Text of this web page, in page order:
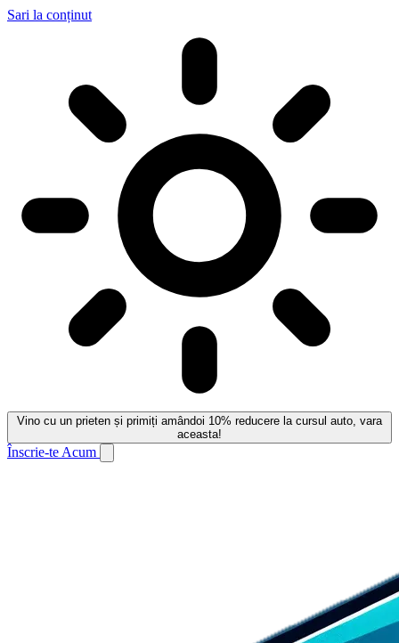
Sari la conținut
Vino cu un prieten și primiți amândoi 10% reducere la cursul auto, vara
aceasta!
Înscrie-te Acum